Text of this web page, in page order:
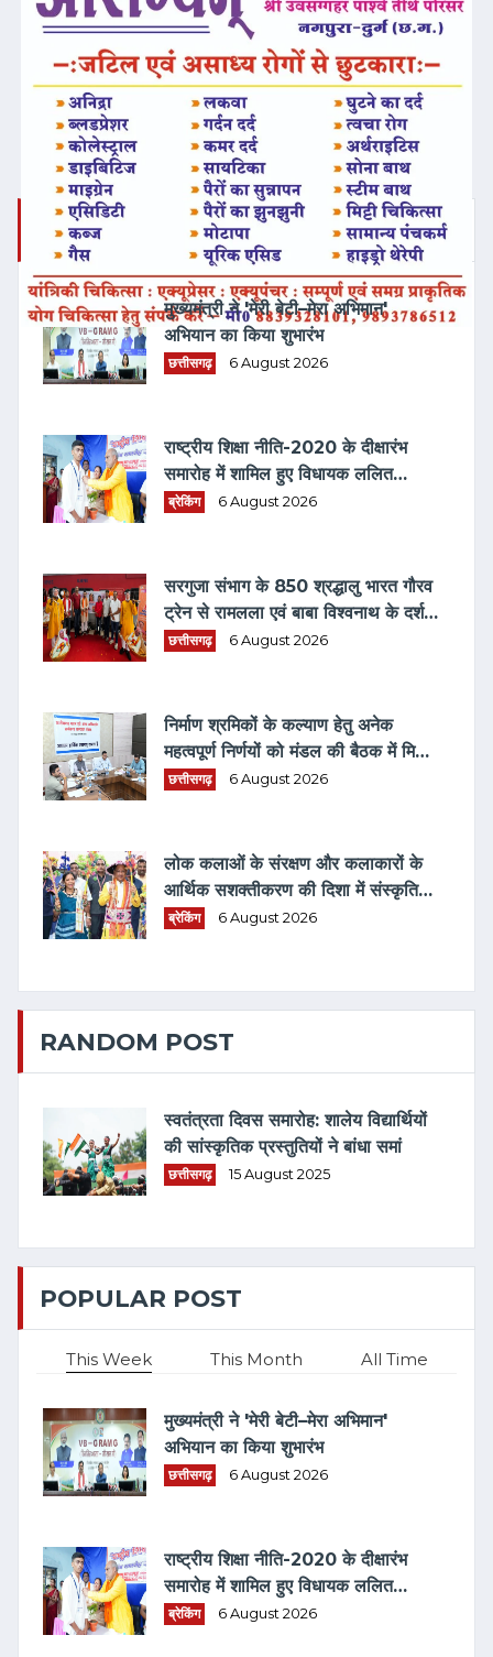
ताज़ा समाचार
मुख्यमंत्री ने 'मेरी बेटी–मेरा अभिमान'
अभियान का किया शुभारंभ
छत्तीसगढ़ 6 August 2026
राष्ट्रीय शिक्षा नीति-2020 के दीक्षारंभ
समारोह में शामिल हुए विधायक ललित
चंद्राकर, बोले— "आज का युवा नौकरी
ब्रेकिंग 6 August 2026
सरगुजा संभाग के 850 श्रद्धालु भारत गौरव
ट्रेन से रामलला एवं बाबा विश्वनाथ के दर्शन
के लिए रवाना
छत्तीसगढ़ 6 August 2026
निर्माण श्रमिकों के कल्याण हेतु अनेक
महत्वपूर्ण निर्णयों को मंडल की बैठक में मिली
स्वीकृति
छत्तीसगढ़ 6 August 2026
लोक कलाओं के संरक्षण और कलाकारों के
आर्थिक सशक्तीकरण की दिशा में संस्कृति
विभाग की अभिनव पहल
ब्रेकिंग 6 August 2026
RANDOM POST
स्वतंत्रता दिवस समारोह: शालेय विद्यार्थियों
की सांस्कृतिक प्रस्तुतियों ने बांधा समां
छत्तीसगढ़ 15 August 2025
POPULAR POST
This Week This Month All Time
मुख्यमंत्री ने 'मेरी बेटी–मेरा अभिमान'
अभियान का किया शुभारंभ
छत्तीसगढ़ 6 August 2026
राष्ट्रीय शिक्षा नीति-2020 के दीक्षारंभ
समारोह में शामिल हुए विधायक ललित
चंद्राकर, बोले— "आज का युवा नौकरी
ब्रेकिंग 6 August 2026